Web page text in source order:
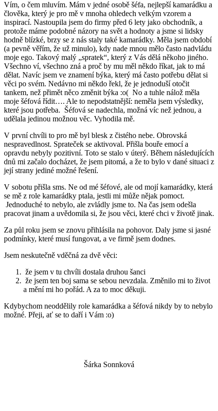
Vím, o čem mluvím. Mám v jedné osobě šéfa, nejlepší kamarádku a
člověka, který je pro mě v mnoha ohledech velkým vzorem a
inspirací. Nastoupila jsem do firmy před 6 lety jako obchodník, a
protože máme podobné názory na svět a hodnoty a jsme si lidsky
hodně blízké, brzy se z nás staly také kamarádky. Měla jsem období
(a pevně věřím, že už minulo), kdy nade mnou mělo často nadvládu
moje ego. Takový malý „spratek“, který z Vás dělá někoho jiného.
Všechno ví, všechno zná a proč by mu měl někdo říkat, jak to má
dělat. Navíc jsem ve znamení býka, který má často potřebu dělat si
věci po svém. Nedávno mi někdo řekl, že je jednoduší otočit
tankem, než přimět něco změnit býka :o( No a tuhle nálož měla
moje šéfová řídit…. Ale to nepodstatnější: neměla jsem výsledky,
které jsou potřeba. Šéfová se nadechla, možná víc než jednou, a
udělala jedinou možnou věc. Vyhodila mě.
V první chvíli to pro mě byl blesk z čistého nebe. Obrovská
nespravedlnost. Sprateček se aktivoval. Přišla bouře emocí a
opravdu nebyly pozitivní. Toto se stalo v úterý. Během následujících
dnů mi začalo docházet, že jsem pitomá, a že to bylo v dané situaci z
její strany jediné možné řešení.
V sobotu přišla sms. Ne od mé šéfové, ale od mojí kamarádky, která
se mě z role kamarádky ptala, jestli mi může nějak pomoct.
Jednoduché to nebylo, ale zvládly jsme to. Na čas jsem odešla
pracovat jinam a uvědomila si, že jsou věci, které chci v životě jinak.
Za půl roku jsem se znovu přihlásila na pohovor. Daly jsme si jasné
podmínky, které musí fungovat, a ve firmě jsem dodnes.
Jsem neskutečně vděčná za dvě věci:
že jsem v tu chvíli dostala druhou šanci
že jsem ten boj sama se sebou nevzdala. Změnilo mi to život
a mění mi ho pořád. A za to moc děkuji.
Kdybychom neoddělily role kamarádka a šéfová nikdy by to nebylo
možné. Přeji, ať se to daří i Vám :o)
Šárka Sonnková